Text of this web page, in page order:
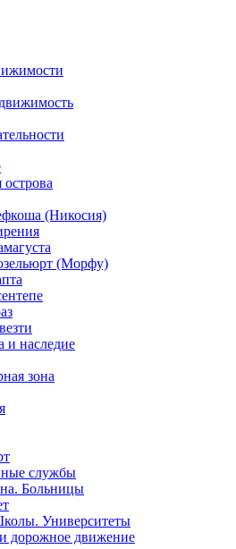
(Никосия)
(Морфу)
и наследие
зона
службы
Больницы
Университеты
дорожное движение